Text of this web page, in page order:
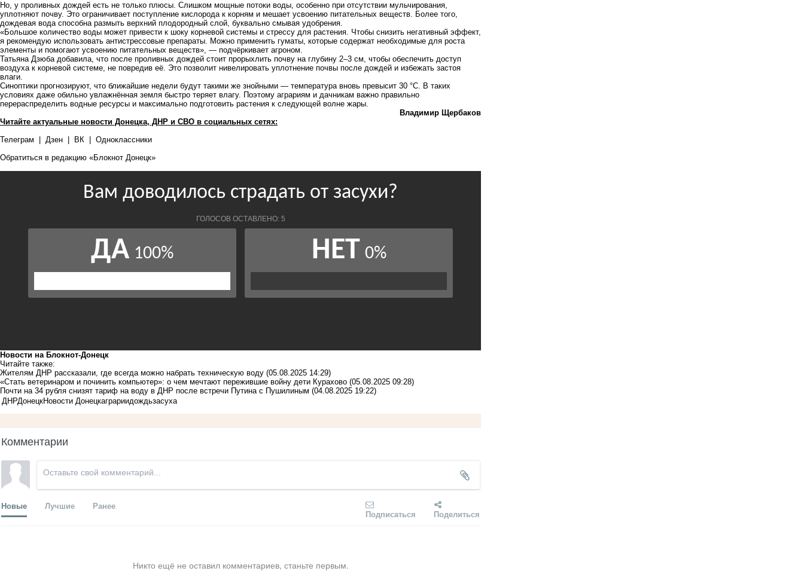
Но, у проливных дождей есть не только плюсы. Слишком мощные потоки воды, особенно при отсутствии мульчирования,
уплотняют почву. Это ограничивает поступление кислорода к корням и мешает усвоению питательных веществ. Более того,
дождевая вода способна размыть верхний плодородный слой, буквально смывая удобрения.
«Большое количество воды может привести к шоку корневой системы и стрессу для растения. Чтобы снизить негативный эффект,
я рекомендую использовать антистрессовые препараты. Можно применить гуматы, которые содержат необходимые для роста
элементы и помогают усвоению питательных веществ», — подчёркивает агроном.
Татьяна Дзюба добавила, что после проливных дождей стоит прорыхлить почву на глубину 2–3 см, чтобы обеспечить доступ
воздуха к корневой системе, не повредив её. Это позволит нивелировать уплотнение почвы после дождей и избежать застоя
влаги.
Синоптики прогнозируют, что ближайшие недели будут такими же знойными — температура вновь превысит 30 °C. В таких
условиях даже обильно увлажнённая земля быстро теряет влагу. Поэтому аграриям и дачникам важно правильно
перераспределить водные ресурсы и максимально подготовить растения к следующей волне жары.
Владимир Щербаков
Читайте актуальные новости Донецка, ДНР и СВО в социальных сетях:
Телеграм
Дзен ВК
Одноклассники
Обратиться в редакцию «Блокнот Донецк»
Новости на Блoкнoт-Донецк
Читайте также:
Жителям ДНР рассказали, где всегда можно набрать техническую воду (05.08.2025 14:29)
«Стать ветеринаром и починить компьютер»: о чем мечтают пережившие войну дети Курахово (05.08.2025 09:28)
Почти на 34 рубля снизят тариф на воду в ДНР после встречи Путина с Пушилиным (04.08.2025 19:22)
ДНРДонецкНовости Донецкаграриидождьзасуха
Комментарии
Новые Лучшие Ранее
Подписаться Поделиться
Никто ещё не оставил комментариев, станьте первым.